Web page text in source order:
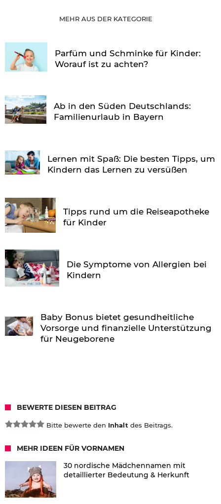
MEHR AUS DER KATEGORIE
Parfüm und Schminke für Kinder:
Worauf ist zu achten?
Ab in den Süden Deutschlands:
Familienurlaub in Bayern
Lernen mit Spaß: Die besten Tipps, um
Kindern das Lernen zu versüßen
Tipps rund um die Reiseapotheke
für Kinder
Die Symptome von Allergien bei
Kindern
Baby Bonus bietet gesundheitliche
Vorsorge und finanzielle Unterstützung
für Neugeborene
BEWERTE DIESEN BEITRAG
Bitte bewerte den Inhalt des Beitrags.
MEHR IDEEN FÜR VORNAMEN
30 nordische Mädchennamen mit
detaillierter Bedeutung & Herkunft